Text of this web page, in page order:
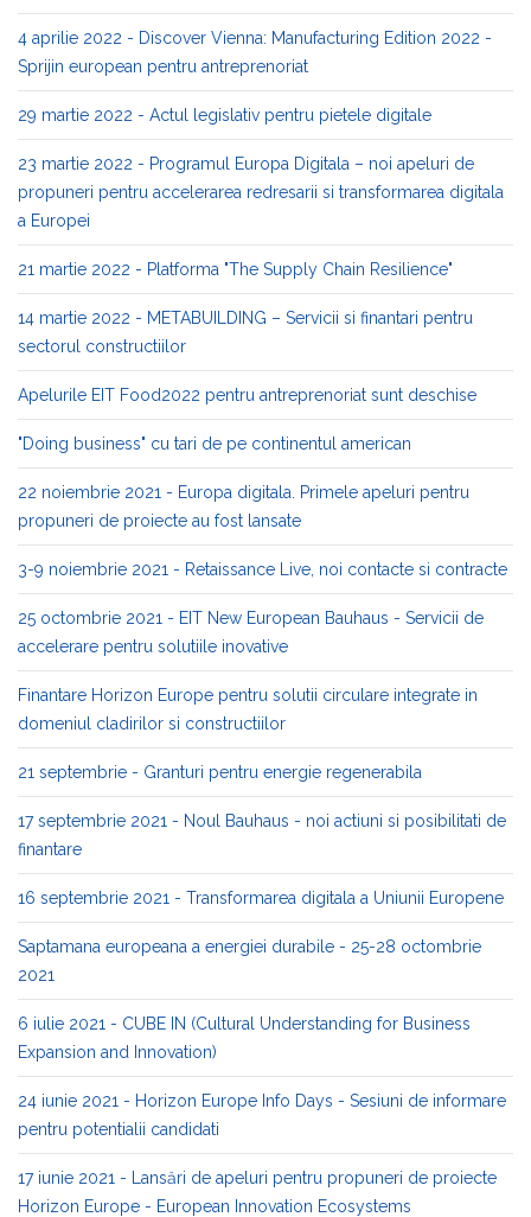
4 aprilie 2022 - Discover Vienna: Manufacturing Edition 2022 -
Sprijin european pentru antreprenoriat
29 martie 2022 - Actul legislativ pentru pietele digitale
23 martie 2022 - Programul Europa Digitala – noi apeluri de
propuneri pentru accelerarea redresarii si transformarea digitala
a Europei
21 martie 2022 - Platforma "The Supply Chain Resilience"
14 martie 2022 - METABUILDING – Servicii si finantari pentru
sectorul constructiilor
Apelurile EIT Food2022 pentru antreprenoriat sunt deschise
"Doing business" cu tari de pe continentul american
22 noiembrie 2021 - Europa digitala. Primele apeluri pentru
propuneri de proiecte au fost lansate
3-9 noiembrie 2021 - Retaissance Live, noi contacte si contracte
25 octombrie 2021 - EIT New European Bauhaus - Servicii de
accelerare pentru solutiile inovative
Finantare Horizon Europe pentru solutii circulare integrate in
domeniul cladirilor si constructiilor
21 septembrie - Granturi pentru energie regenerabila
17 septembrie 2021 - Noul Bauhaus - noi actiuni si posibilitati de
finantare
16 septembrie 2021 - Transformarea digitala a Uniunii Europene
Saptamana europeana a energiei durabile - 25-28 octombrie
2021
6 iulie 2021 - CUBE IN (Cultural Understanding for Business
Expansion and Innovation)
24 iunie 2021 - Horizon Europe Info Days - Sesiuni de informare
pentru potentialii candidati
17 iunie 2021 - Lansări de apeluri pentru propuneri de proiecte
Horizon Europe - European Innovation Ecosystems